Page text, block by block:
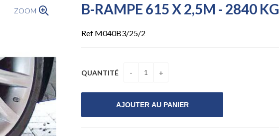
ZOOM B-RAMPE 615 X 2,5M - 2840 KG
Ref M040B3/25/2
QUANTITÉ